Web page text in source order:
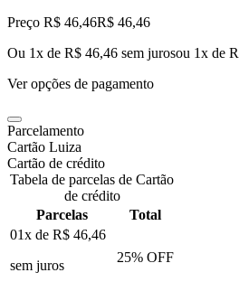
Preço R$ 46,46R$ 46,46
Ou 1x de R$ 46,46 sem jurosou 1x de
Ver opções de pagamento
Parcelamento
Cartão Luiza
Cartão de crédito
Tabela de parcelas de Cartão
de crédito
Parcelas
Total
01x de R$ 46,46
sem juros
25% OFF